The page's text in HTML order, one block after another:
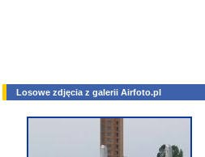
Losowe zdjęcia z galerii Airfoto.pl